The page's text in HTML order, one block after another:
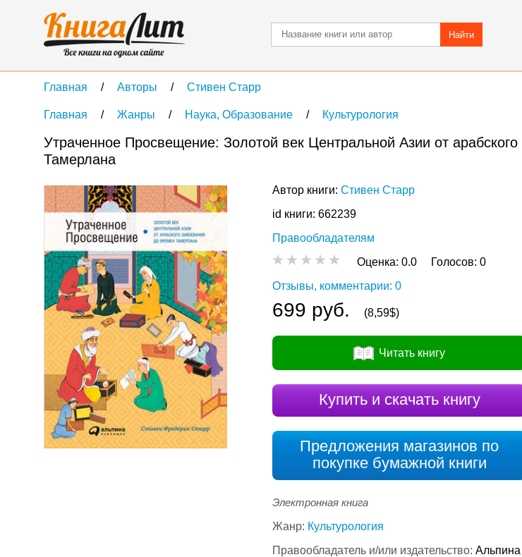
Найти
Главная Авторы Стивен Старр
Главная Жанры Наука, Образование Культурология
Утраченное Просвещение: Золотой век Центральной Азии от
Тамерлана
Автор книги: Стивен Старр
id книги: 662239
Правообладателям
Оценка: 0.0 Голосов: 0
Отзывы, комментарии: 0
699 руб. (8,59$)
Читать книгу
Купить и скачать книгу
Предложения магазинов по
покупке бумажной книги
Электронная книга
Жанр: Культурология
Правообладатель и/или издательство: